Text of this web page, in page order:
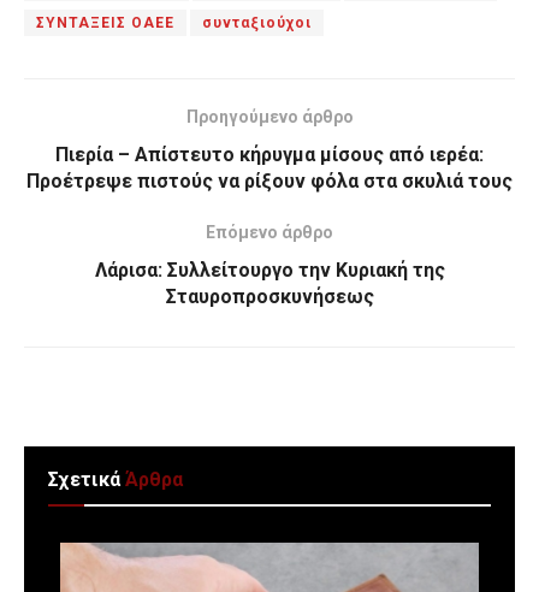
ΣΥΝΤΑΞΕΙΣ ΟΑΕΕ συνταξιούχοι
Προηγούμενο άρθρο
Πιερία – Απίστευτο κήρυγμα μίσους από ιερέα:
Προέτρεψε πιστούς να ρίξουν φόλα στα σκυλιά τους
Επόμενο άρθρο
Λάρισα: Συλλείτουργο την Κυριακή της
Σταυροπροσκυνήσεως
ΣχετικάΆρθρα